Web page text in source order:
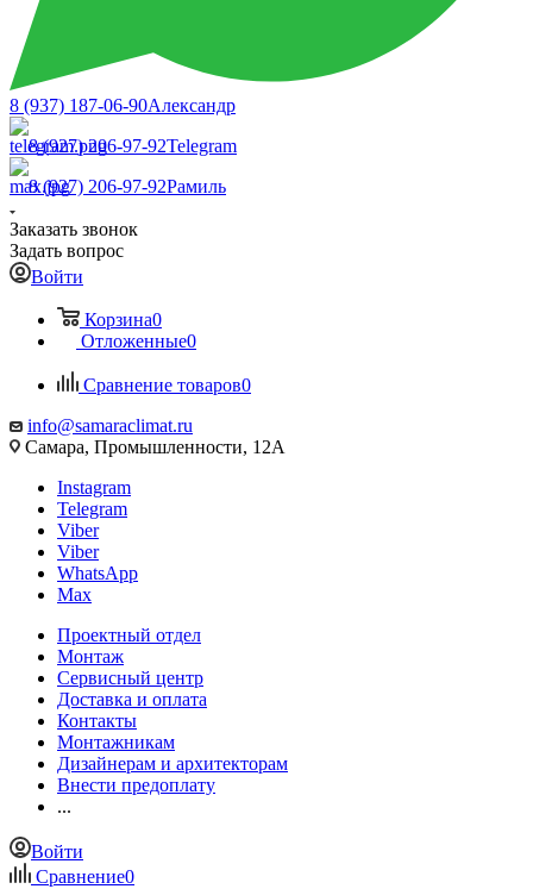
8 (937) 187-06-90Александр
8 (927) 206-97-92Telegram
8 (927) 206-97-92Рамиль
Заказать звонок
Задать вопрос
Войти
Корзина0
Отложенные0
Сравнение товаров0
info@samaraclimat.ru
Самара, Промышленности, 12А
Instagram
Telegram
Viber
Viber
WhatsApp
Max
Проектный отдел
Монтаж
Сервисный центр
Доставка и оплата
Контакты
Монтажникам
Дизайнерам и архитекторам
Внести предоплату
...
Войти
Сравнение0